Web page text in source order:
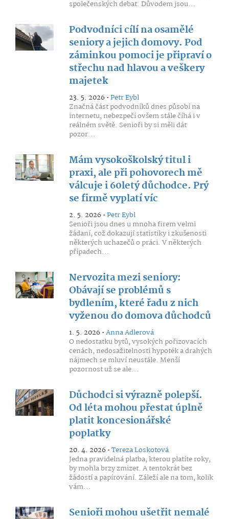
společenských debat. Důvodem jsou...
Podvodníci cílí na osamělé
seniory a jejich domovy. Pod
záminkou pomoci je připraví o
střechu nad hlavou a veškery
majetek
23. 5. 2026 •Petr Eybl
Značná část podvodníků dnes působí na
internetu, nebezpečí ovšem stále číhá i v
reálném světě. Senioři by si měli dát
pozor...
Mám vysokoškolský titul i
praxi, ale při pohovorech mě
válcuje i 60letý důchodce. Prý
se firmě vyplatí víc
2. 5. 2026 •Petr Eybl
Senioři jsou dnes u mnoha firem velmi
žádaní, což dokazují statistiky i zkušenosti
některých uchazečů o práci. V některých
případech...
Nervozita mezi seniory:
Obávají se problémů s
bydlením, které řadu z nich
vyženou do domova důchodců
1. 5. 2026 •Anna Adlerová
O nedostatku bytů, vysokých pořizovacích
cenách, nedosažitelnosti hypoték a drahých
nájmech se mluví neustále. Menší
pozornost už se ale...
Důchodci si výrazně polepší.
Od léta mohou přestat úplně
platit koncesionářské
poplatky
20. 4. 2026 •Tereza Loskotová
Jedna pravidelná platba, kterou platíte roky,
by mohla brzy zmizet. A tentokrát bez
žádostí a papírování. Záleží ale na tom, kolik
vám...
Senioři mohou ušetřit nemalé